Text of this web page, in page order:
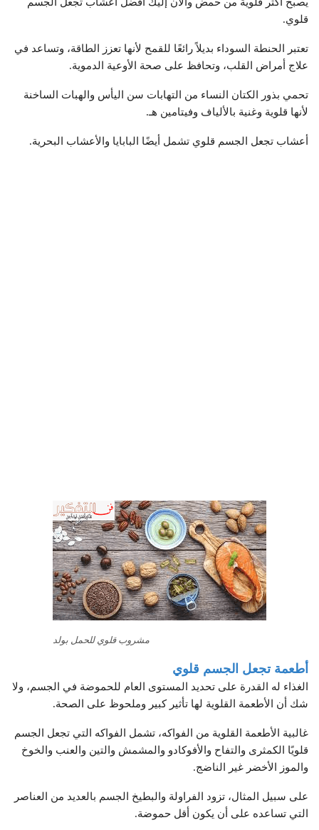
قلوي.
تعتبر الحنطة السوداء بديلاً رائعًا للقمح لأنها تعزز الطاقة، وتساعد في
علاج أمراض القلب، وتحافظ على صحة الأوعية الدموية.
تحمي بذور الكتان النساء من التهابات سن اليأس والهبات الساخنة
لأنها قلوية وغنية بالألياف وفيتامين هـ.
أعشاب تجعل الجسم قلوي تشمل أيضًا البابايا والأعشاب البحرية.
مشروب قلوي للحمل بولد
أطعمة تجعل الجسم قلوي
الغذاء له القدرة على تحديد المستوى العام للحموضة في الجسم، ولا
شك أن الأطعمة القلوية لها تأثير كبير وملحوظ على الصحة.
غالبية الأطعمة القلوية من الفواكه، تشمل الفواكه التي تجعل الجسم
قلويًا الكمثرى والتفاح والأفوكادو والمشمش والتين والعنب والخوخ
والموز الأخضر غير الناضج.
على سبيل المثال، تزود الفراولة والبطيخ الجسم بالعديد من العناصر
التي تساعده على أن يكون أقل حموضة.